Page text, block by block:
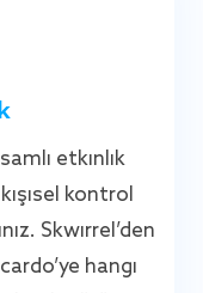
etkinlik
kontrol
Skwirrel’den
hangi